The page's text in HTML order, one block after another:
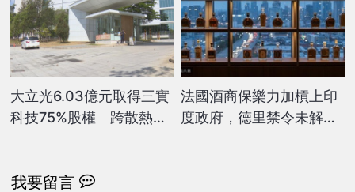
大立光6.03億元取得三實
科技75%股權 跨散熱產
法國酒商保樂力加槓上印
度政府，德里禁令未解公
我要留言